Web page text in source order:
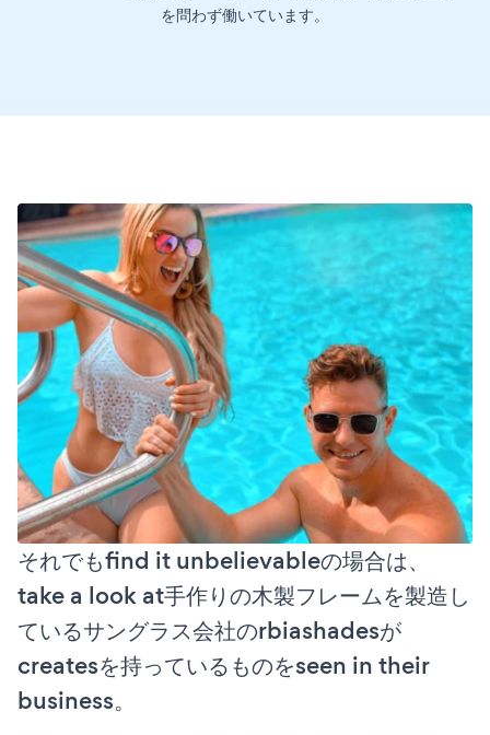
を問わず働いています。
それでもfind it unbelievableの場合は、
take a look at手作りの木製フレームを製造し
ているサングラス会社のrbiashadesが
createsを持っているものをseen in their
business。